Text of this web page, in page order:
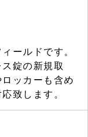
ールドです。
錠の新規取
ッカーも含め
致します。